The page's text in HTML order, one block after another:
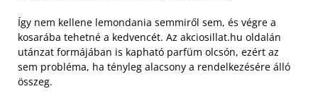
Így nem kellene lemondania semmiről sem, és végre a
kosarába tehetné a kedvencét. Az akciosillat.hu oldalán
utánzat formájában is kapható parfüm olcsón, ezért az
sem probléma, ha tényleg alacsony a rendelkezésére álló
összeg.